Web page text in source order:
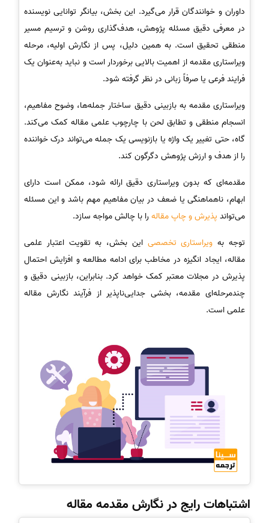
داوران و خوانندگان قرار می‌گیرد. این بخش، بیانگر توانایی نویسنده
در معرفی دقیق مسئله پژوهش، هدف‌گذاری روشن و ترسیم مسیر
منطقی تحقیق است. به همین دلیل، پس از نگارش اولیه، مرحله
ویراستاری مقدمه از اهمیت بالایی برخوردار است و نباید به‌عنوان یک
فرایند فرعی یا صرفاً زبانی در نظر گرفته شود.
ویراستاری مقدمه به بازبینی دقیق ساختار جمله‌ها، وضوح مفاهیم،
انسجام منطقی و تطابق لحن با چارچوب علمی مقاله کمک می‌کند.
گاه، حتی تغییر یک واژه یا بازنویسی یک جمله می‌تواند درک خواننده
را از هدف و ارزش پژوهش دگرگون کند.
مقدمه‌ای که بدون ویراستاری دقیق ارائه شود، ممکن است دارای
ابهام، ناهماهنگی یا ضعف در بیان مفاهیم مهم باشد و این مسئله
می‌تواند پذیرش و چاپ مقالهرا با چالش مواجه سازد.
توجه بهویراستاری تخصصی این بخش، به تقویت اعتبار علمی
مقاله، ایجاد انگیزه در مخاطب برای ادامه مطالعه و افزایش احتمال
پذیرش در مجلات معتبر کمک خواهد کرد. بنابراین، بازبینی دقیق و
چندمرحله‌ای مقدمه، بخشی جدایی‌ناپذیر از فرآیند نگارش مقاله
علمی است.
اشتباهات رایج در نگارش مقدمه مقاله